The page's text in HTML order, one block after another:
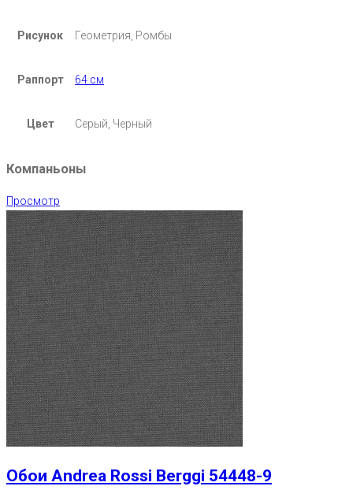
Рисунок Геометрия, Ромбы
Раппорт 64 см
Цвет Серый, Черный
Компаньоны
Просмотр
Обои Andrea Rossi Berggi 54448-9